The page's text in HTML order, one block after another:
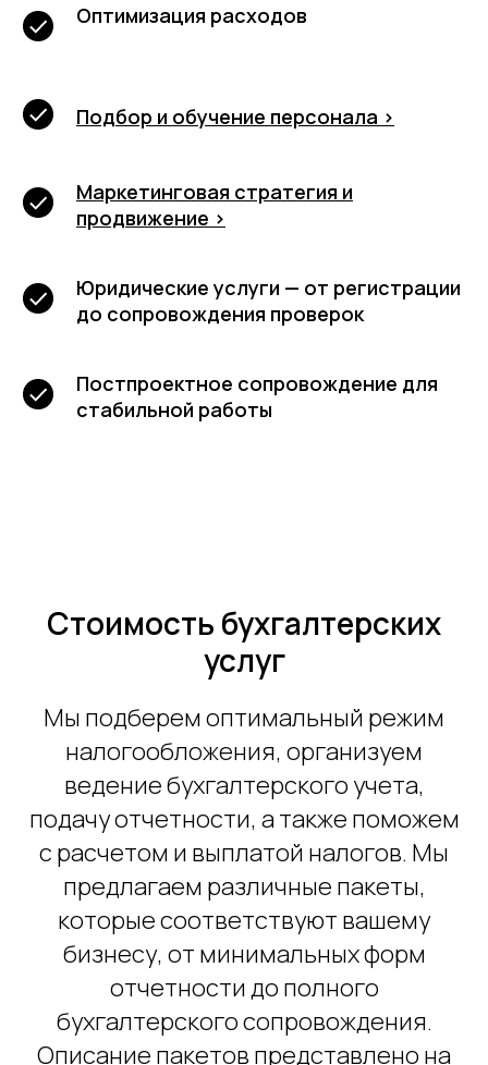
Оптимизация расходов
Подбор и обучение персонала >
Маркетинговая стратегия и
продвижение >
Юридические услуги — от регистрации
до сопровождения проверок
Постпроектное сопровождение для
стабильной работы
Стоимость бухгалтерских
услуг
Мы подберем оптимальный режим
налогообложения, организуем
ведение бухгалтерского учета,
подачу отчетности, а также поможем
с расчетом и выплатой налогов. Мы
предлагаем различные пакеты,
которые соответствуют вашему
бизнесу, от минимальных форм
отчетности до полного
бухгалтерского сопровождения.
Описание пакетов представлено на